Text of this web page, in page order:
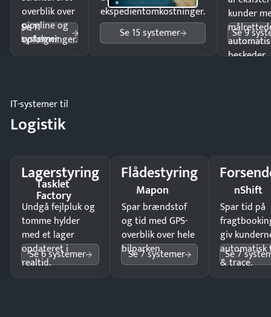
overblik over
pipeline og
opfølgninger.
Se 11
systemer
ekspedientomkostninger.
Se 15 systemer
kunder
beskeder.
Se 9
IT-systemer til
Logistik
Lagerstyring
Tasklet
Factory
Undgå fejlpluk og
tomme hylder
med et lager
opdateret i
realtid.
Se 6 systemer
Flådestyring
Mapon
Spar brændstof
og tid med GPS-
overblik over hele
bilparken.
Se 7 systemer
nShift
Spar tid på
giv
automatisk
& trace.
Se 7